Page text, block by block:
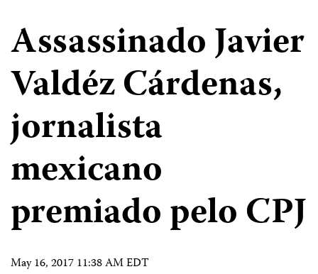
Assassinado Javier
Valdéz Cárdenas,
jornalista
mexicano
premiado pelo CPJ
May 16, 2017 11:38 AM EDT